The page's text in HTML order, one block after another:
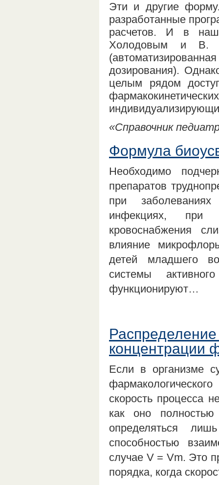
Эти и другие
разработанные
расчетов. И в
Холодовым и В.
дозирования).
целым рядом
«Справочник
Формула
Необходимо
препаратов
при
инфекциях, при
кровоснабжения
влияние
детей младшего
системы
функционируют…
концентрации
Если в организме
скорость процесса
как оно
определяться
способностью
случае V = Vm. Это
порядка, когда